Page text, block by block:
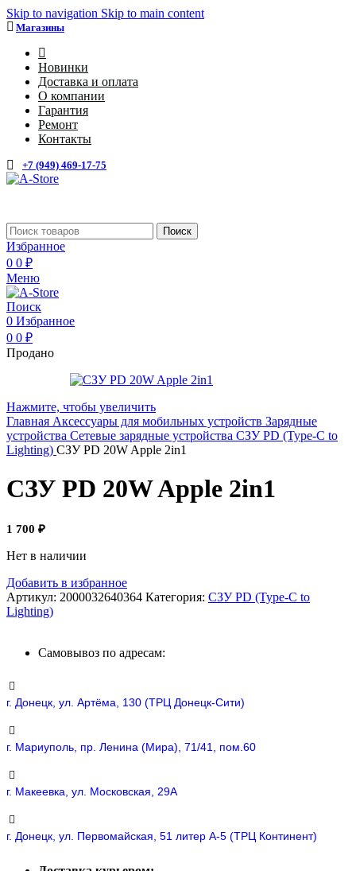
Skip to navigation Skip to main content
Магазины
Новинки
Доставка и оплата
О компании
Гарантия
Ремонт
Контакты
+7 (949) 469-17-75
Поиск
Избранное
0 0 ₽
Меню
Поиск
0 Избранное
0 0 ₽
Продано
Нажмите, чтобы увеличить
Главная Аксессуары для мобильных устройств Зарядные
устройства Сетевые зарядные устройства СЗУ PD (Type-C to
Lighting) СЗУ PD 20W Apple 2in1
СЗУ PD 20W Apple 2in1
1 700 ₽
Нет в наличии
Добавить в избранное
Артикул: 2000032640364 Категория: СЗУ PD (Type-C to
Lighting)
Самовывоз по адресам:
г. Донецк, ул. Артёма, 130 (ТРЦ Донецк-Сити)
г. Мариуполь, пр. Ленина (Мира), 71/41, пом.60
г. Макеевка, ул. Московская, 29А
г. Донецк, ул. Первомайская, 51 литер А-5 (ТРЦ Континент)